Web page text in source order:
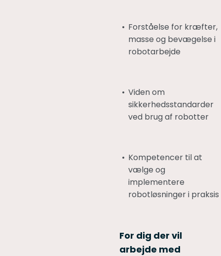
Forståelse for kræfter,
masse og bevægelse i
robotarbejde
Viden om
sikkerhedsstandarder
ved brug af robotter
Kompetencer til at
vælge og
implementere
robotløsninger i praksis
For dig der vil
arbejde med